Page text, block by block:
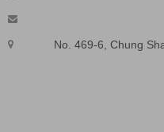
No. 469-6, Chung